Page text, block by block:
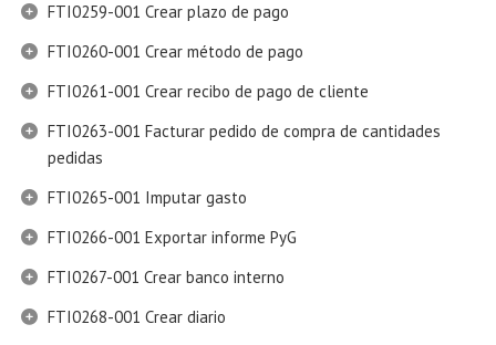
FTI0259-001 Crear plazo de pago
FTI0260-001 Crear método de pago
FTI0261-001 Crear recibo de pago de cliente
FTI0263-001 Facturar pedido de compra de cantidades
pedidas
FTI0265-001 Imputar gasto
FTI0266-001 Exportar informe PyG
FTI0267-001 Crear banco interno
FTI0268-001 Crear diario